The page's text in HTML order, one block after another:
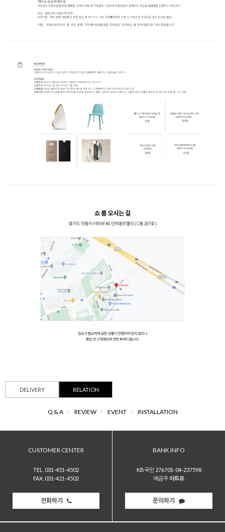
DELIVERY RELATION
Q & A / REVIEW / EVENT / INSTALLATION
CUSTOMER CENTER
TEL. 031-451-4502
FAX. 031-421-4502
전화하기
BANK INFO
KB국민 276701-04-237598
예금주 아트유
문의하기